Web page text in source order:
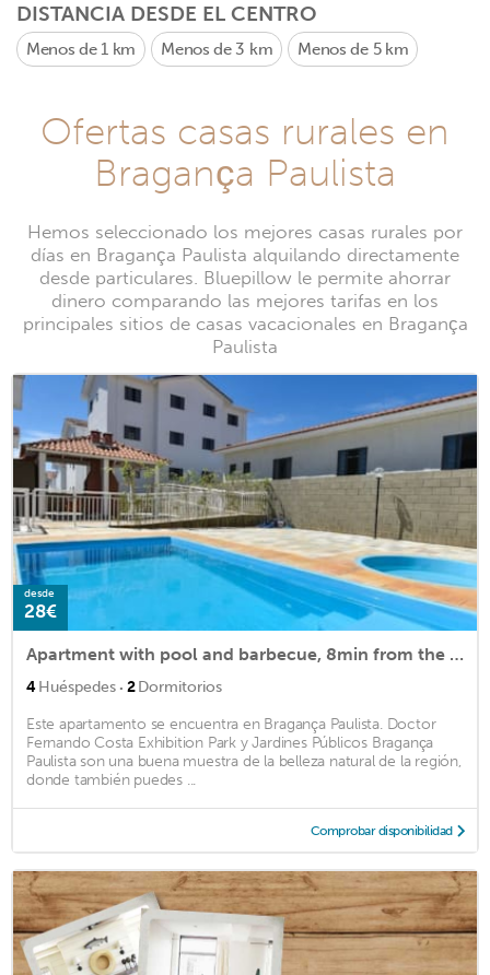
DISTANCIA DESDE EL CENTRO
Menos de 1 km Menos de 3 km Menos de 5 km
Ofertas casas rurales en
Bragança Paulista
Hemos seleccionado los mejores casas rurales por
días en Bragança Paulista alquilando directamente
desde particulares. Bluepillow le permite ahorrar
dinero comparando las mejores tarifas en los
principales sitios de casas vacacionales en Bragança
Paulista
desde
28€
Apartment with pool and barbecue, 8min from the center.
4Huéspedes · 2Dormitorios
Este apartamento se encuentra en Bragança Paulista. Doctor
Fernando Costa Exhibition Park y Jardines Públicos Bragança
Paulista son una buena muestra de la belleza natural de la región,
donde también puedes ...
Comprobar disponibilidad